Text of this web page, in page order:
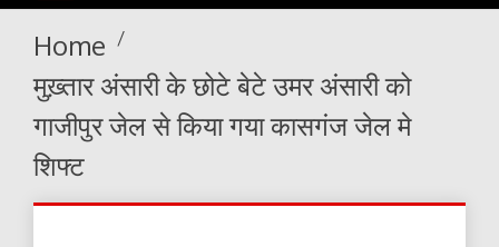
Home
मुख़्तार अंसारी के छोटे बेटे उमर अंसारी को
गाजीपुर जेल से किया गया कासगंज जेल मे
शिफ्ट